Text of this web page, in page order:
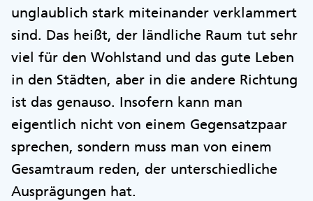
unglaublich stark miteinander verklammert
sind. Das heißt, der ländliche Raum tut sehr
viel für den Wohlstand und das gute Leben
in den Städten, aber in die andere Richtung
ist das genauso. Insofern kann man
eigentlich nicht von einem Gegensatzpaar
sprechen, sondern muss man von einem
Gesamtraum reden, der unterschiedliche
Ausprägungen hat.